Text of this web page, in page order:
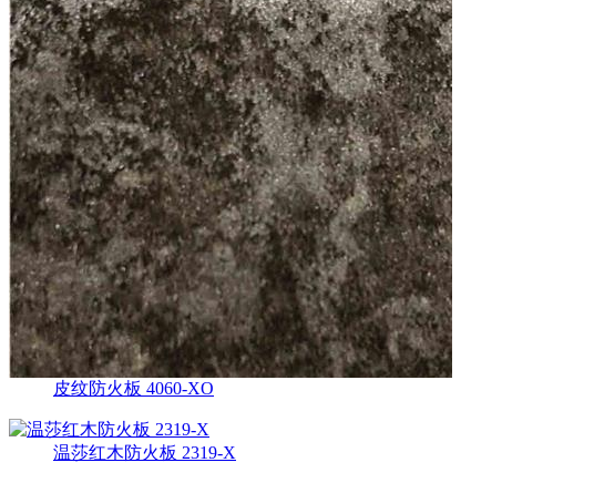
皮纹防火板 4060-XO
温莎红木防火板 2319-X